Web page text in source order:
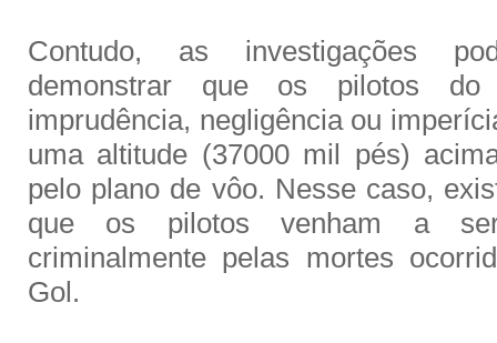
Contudo, as investigações
demonstrar que os pilotos
imprudência, negligência ou
uma altitude (37000 mil pés)
pelo plano de vôo. Nesse caso,
que os pilotos venham a ser
criminalmente pelas mortes
Gol.